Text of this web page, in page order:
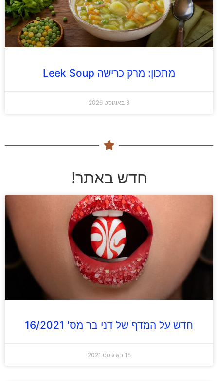
מתכון: מרק כרישה Leek Soup
3 באוגוסט 2026
חדש באתר!
חדש על המדף של דני בר מס' 16/2021
15 באוגוסט 2021